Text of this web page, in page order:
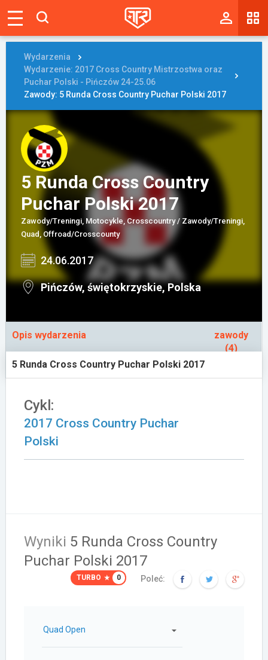
Tablica
Wyniki
Blogi
Galerie
Wydarzenia
Giełda
Ranking
Zaloguj się
Załóż konto
Wydarzenia
Wydarzenie: 2017 Cross Country Mistrzostwa oraz
Puchar Polski - Pińczów 24-25.06
Zawody: 5 Runda Cross Country Puchar Polski 2017
5 Runda Cross Country
Puchar Polski 2017
Zawody/Treningi, Motocykle, Crosscountry / Zawody/Treningi,
Quad, Offroad/Crosscounty
24.06.2017
Pińczów, świętokrzyskie, Polska
Opis wydarzenia
zawody
(4)
5 Runda Cross Country Puchar Polski 2017
Cykl:
2017 Cross Country Puchar
Polski
Wyniki 5 Runda Cross Country
Puchar Polski 2017
TURBO 0 Poleć:
Quad Open